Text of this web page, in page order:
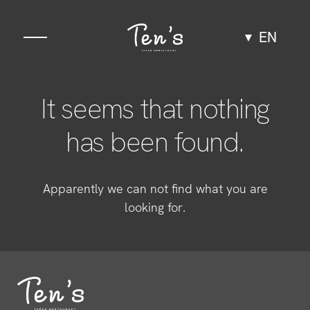
EN
Space
Experiences
It seems that nothing
has been found.
Apparently we can not find what you are
looking for.